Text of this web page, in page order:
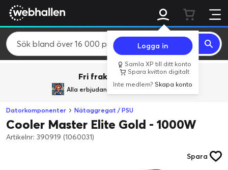
Logga in
Samla XP till ditt konto
Spara kvitton digitalt
Inte medlem?Skapa konto
Fri frakt över 800 kr.
Alla erbjudanden frånBACK TO REALITY
Datorkomponenter Nätaggregat / PSU
Cooler Master Elite Gold - 1000W
Artikelnr: 390919 (1060031)
Spara